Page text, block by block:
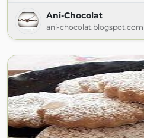
Ani-Chocolat
ani-chocolat.blogspot.com